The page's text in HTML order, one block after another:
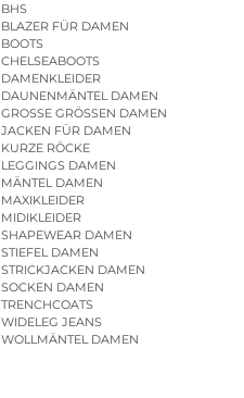
BHS
BLAZER FÜR DAMEN
BOOTS
CHELSEABOOTS
DAMENKLEIDER
DAUNENMÄNTEL DAMEN
GROSSE GRÖSSEN DAMEN
JACKEN FÜR DAMEN
KURZE RÖCKE
LEGGINGS DAMEN
MÄNTEL DAMEN
MAXIKLEIDER
MIDIKLEIDER
SHAPEWEAR DAMEN
STIEFEL DAMEN
STRICKJACKEN DAMEN
SOCKEN DAMEN
TRENCHCOATS
WIDELEG JEANS
WOLLMÄNTEL DAMEN